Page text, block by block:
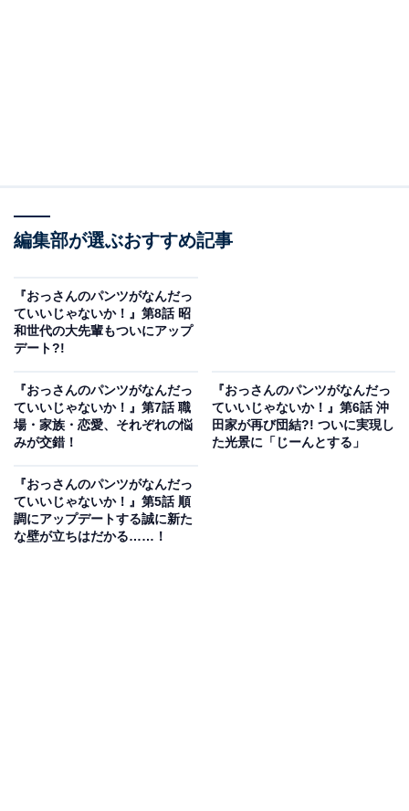
か！』
翔の熱心な様子に、誠はメイクの話題を投げ掛けます
が、どこかピントのずれた内容に、家族全員が冷ややか
す。その内容は、円の家族に無事結婚を認めてもらえた
という報告と、両家のお祝いの席で誠と妻の美香（富田
靖子）に仲人を務めて欲しいというもので……。
編集部が選ぶおすすめ記事
『おっさんのパンツがなんだっ
ていいじゃないか！』第8話 昭
和世代の大先輩もついにアップ
デート?!
『おっさんのパンツがなんだっ
ていいじゃないか！』第7話 職
場・家族・恋愛、それぞれの悩
みが交錯！
『おっさんのパンツがなんだっ
ていいじゃないか！』第6話 沖
田家が再び団結?! ついに実現し
た光景に「じーんとする」
『おっさんのパンツがなんだっ
ていいじゃないか！』第5話 順
調にアップデートする誠に新た
な壁が立ちはだかる……！